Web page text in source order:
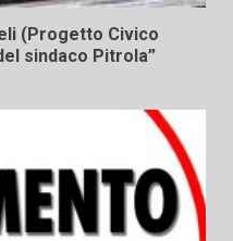
(Progetto Civico
sindaco Pitrola”